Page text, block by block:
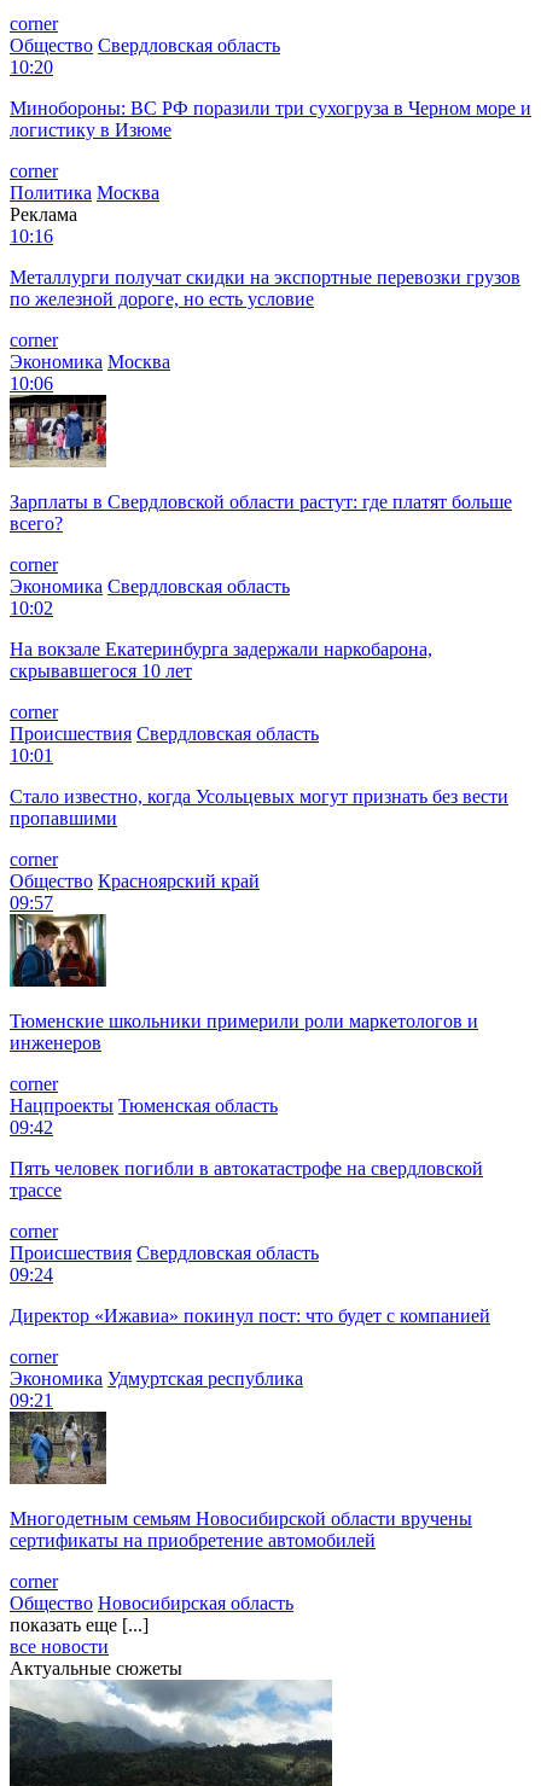
corner
Общество Свердловская область
10:20
Минобороны: ВС РФ поразили три сухогруза в Черном море и
логистику в Изюме
corner
Политика Москва
Реклама
10:16
Металлурги получат скидки на экспортные перевозки грузов
по железной дороге, но есть условие
corner
Экономика Москва
10:06
Зарплаты в Свердловской области растут: где платят больше
всего?
corner
Экономика Свердловская область
10:02
На вокзале Екатеринбурга задержали наркобарона,
скрывавшегося 10 лет
corner
Происшествия Свердловская область
10:01
Стало известно, когда Усольцевых могут признать без вести
пропавшими
corner
Общество Красноярский край
09:57
Тюменские школьники примерили роли маркетологов и
инженеров
corner
Нацпроекты Тюменская область
09:42
Пять человек погибли в автокатастрофе на свердловской
трассе
corner
Происшествия Свердловская область
09:24
Директор «Ижавиа» покинул пост: что будет с компанией
corner
Экономика Удмуртская республика
09:21
Многодетным семьям Новосибирской области вручены
сертификаты на приобретение автомобилей
corner
Общество Новосибирская область
показать еще [...]
все новости
Актуальные сюжеты